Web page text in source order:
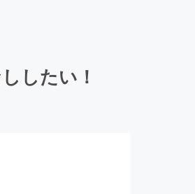
したい！